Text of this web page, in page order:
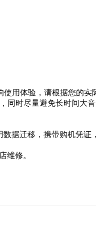
用体验，请根据您的实
时尽量避免长时间大
据迁移，携带购机凭
维修。